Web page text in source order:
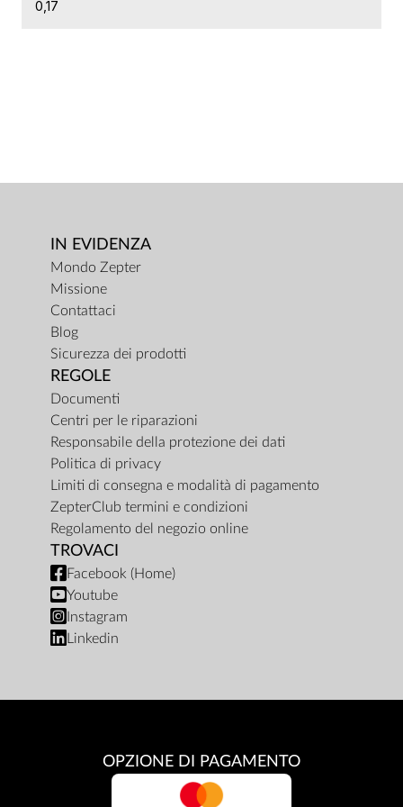
0,17
IN EVIDENZA
Mondo Zepter
Missione
Contattaci
Blog
Sicurezza dei prodotti
REGOLE
Documenti
Centri per le riparazioni
Responsabile della protezione dei dati
Politica di privacy
Limiti di consegna e modalità di pagamento
ZepterClub termini e condizioni
Regolamento del negozio online
TROVACI
Facebook (Home)
Youtube
Instagram
Linkedin
OPZIONE DI PAGAMENTO